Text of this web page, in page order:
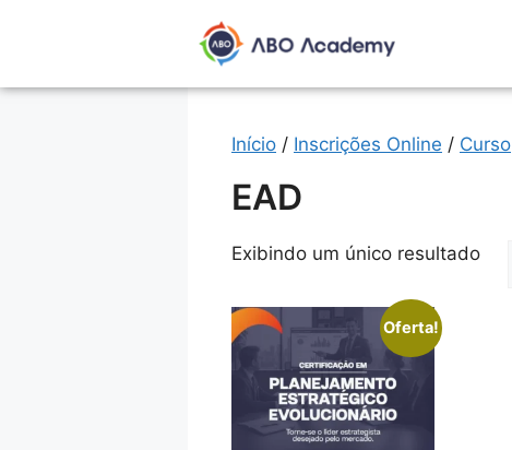
Início / Inscrições Online / Curso
EAD
Exibindo um único resultado
Oferta!